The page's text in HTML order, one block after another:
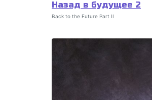
Назад в будущее 2
Back to the Future Part II